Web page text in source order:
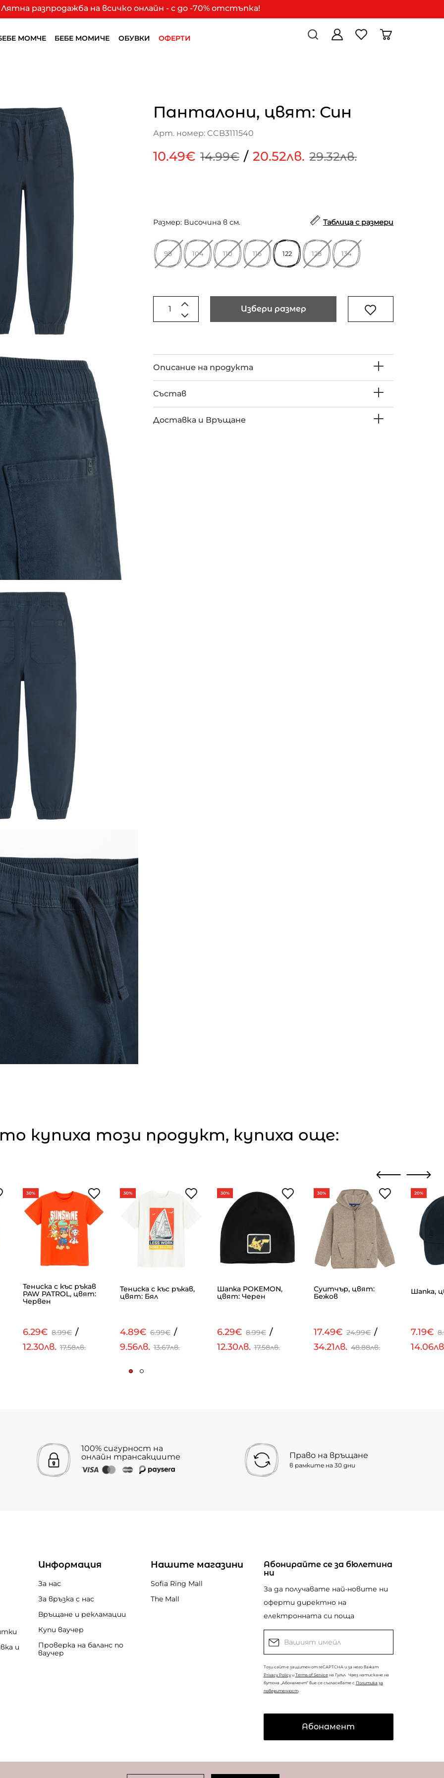
разпродажба на всичко онлайн - с до -70% отстъпка!
МОМЧЕ БЕБЕ МОМИЧЕ ОБУВКИ ОФЕРТИ
Панталони, цвят: Син
Арт. номер: CCB3111540
10.49€ 14.99€ / 20.52лв. 29.32лв.
Размер: Височина в см. Таблица с размери
98 104 110 116 122 128 134
Избери размер
Описание на продукта
Състав
Доставка и Връщане
купиха този продукт, купиха още:
30%
Тениска с къс ръкав
PAW PATROL, цвят:
Червен
6.29€ 8.99€ /
12.30лв. 17.58лв.
30%
Тениска с къс ръкав,
цвят: Бял
4.89€ 6.99€ /
9.56лв. 13.67лв.
30%
Шапка POKEMON,
цвят: Черен
6.29€ 8.99€ /
12.30лв. 17.58лв.
30%
Суитчър, цвят:
Бежов
17.49€ 24.99€ /
34.21лв. 48.88лв.
20%
Шапка,
7.19€
100% сигурност на
онлайн трансакциите
Право на връщане
в рамките на 30 дни
и
Информация
За нас
За връзка с нас
Връщане и рекламации
Купи ваучер
Проверка на баланс по
ваучер
Нашите магазини
Sofia Ring Mall
The Mall
Абонирайте се за бюлетина
ни
За да получавате най-новите ни
оферти директно на
електронната си поща
Този сайт е защитен от reCAPTCHA и за него важат
Privacy Policyи Terms of Serviceна Гугъл. Чрез натискане на
бутона „Абонамент“ вие се съгласявате с Политика за
поверителност.
Абонамент
© CopyrightCoolclub